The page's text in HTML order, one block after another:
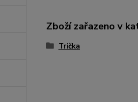
Zboží zařazeno v
Trička